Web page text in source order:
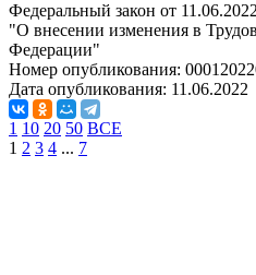
Федеральный закон от
"О внесении изменения в
Федерации"
Номер опубликования:
Дата опубликования: 11.06.2022
1 10 20 50 ВСЕ
1 2 3 4 ... 7